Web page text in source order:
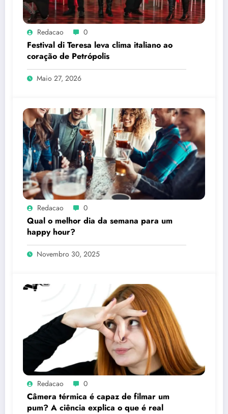
Redacao 0
Festival di Teresa leva clima italiano ao
coração de Petrópolis
Maio 27, 2026
Redacao 0
Qual o melhor dia da semana para um
happy hour?
Novembro 30, 2025
Redacao 0
Câmera térmica é capaz de filmar um
pum? A ciência explica o que é real